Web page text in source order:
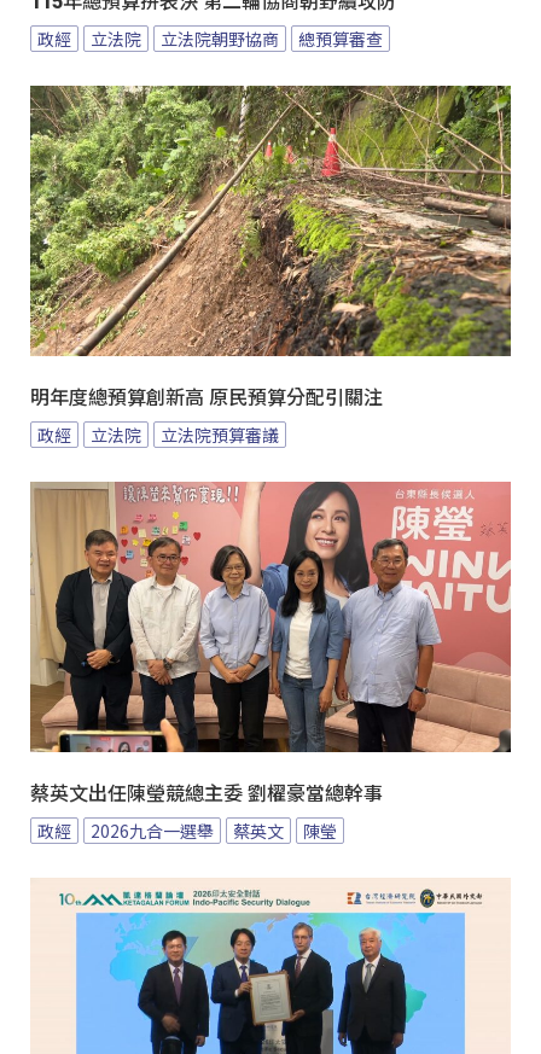
政經 立法院 立法院朝野協商 總預算審查
明年度總預算創新高 原民預算分配引關注
政經 立法院 立法院預算審議
蔡英文出任陳瑩競總主委 劉櫂豪當總幹事
政經 2026九合一選舉 蔡英文 陳瑩